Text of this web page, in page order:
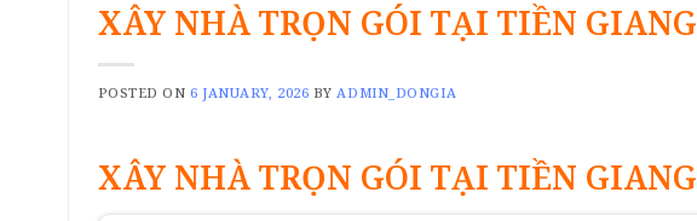
XÂY NHÀ TRỌN GÓI TẠI TIỀN GIANG
POSTED ON6 JANUARY, 2026 BYADMIN_DONGIA
XÂY NHÀ TRỌN GÓI TẠI TIỀN GIANG